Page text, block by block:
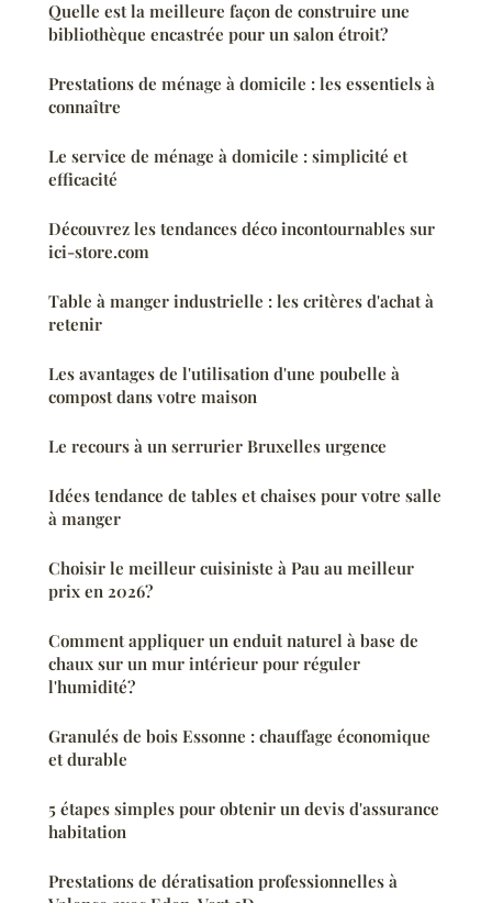
Quelle est la meilleure façon de construire une
bibliothèque encastrée pour un salon étroit?
Prestations de ménage à domicile : les essentiels à
connaître
Le service de ménage à domicile : simplicité et
efficacité
Découvrez les tendances déco incontournables sur
ici-store.com
Table à manger industrielle : les critères d'achat à
retenir
Les avantages de l'utilisation d'une poubelle à
compost dans votre maison
Le recours à un serrurier Bruxelles urgence
Idées tendance de tables et chaises pour votre salle
à manger
Choisir le meilleur cuisiniste à Pau au meilleur
prix en 2026?
Comment appliquer un enduit naturel à base de
chaux sur un mur intérieur pour réguler
l'humidité?
Granulés de bois Essonne : chauffage économique
et durable
5 étapes simples pour obtenir un devis d'assurance
habitation
Prestations de dératisation professionnelles à